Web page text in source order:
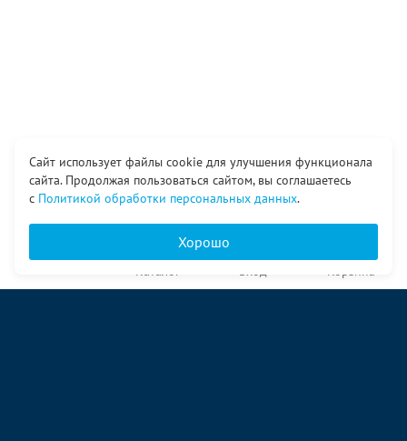
Сайт использует файлы cookie для улучшения функционала
сайта. Продолжая пользоваться сайтом, вы соглашаетесь
с Политикой обработки персональных данных.
Хорошо